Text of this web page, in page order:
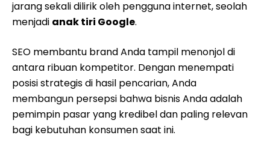
jarang sekali dilirik oleh pengguna internet, seolah
menjadi anak tiri Google.
SEO membantu brand Anda tampil menonjol di
antara ribuan kompetitor. Dengan menempati
posisi strategis di hasil pencarian, Anda
membangun persepsi bahwa bisnis Anda adalah
pemimpin pasar yang kredibel dan paling relevan
bagi kebutuhan konsumen saat ini.